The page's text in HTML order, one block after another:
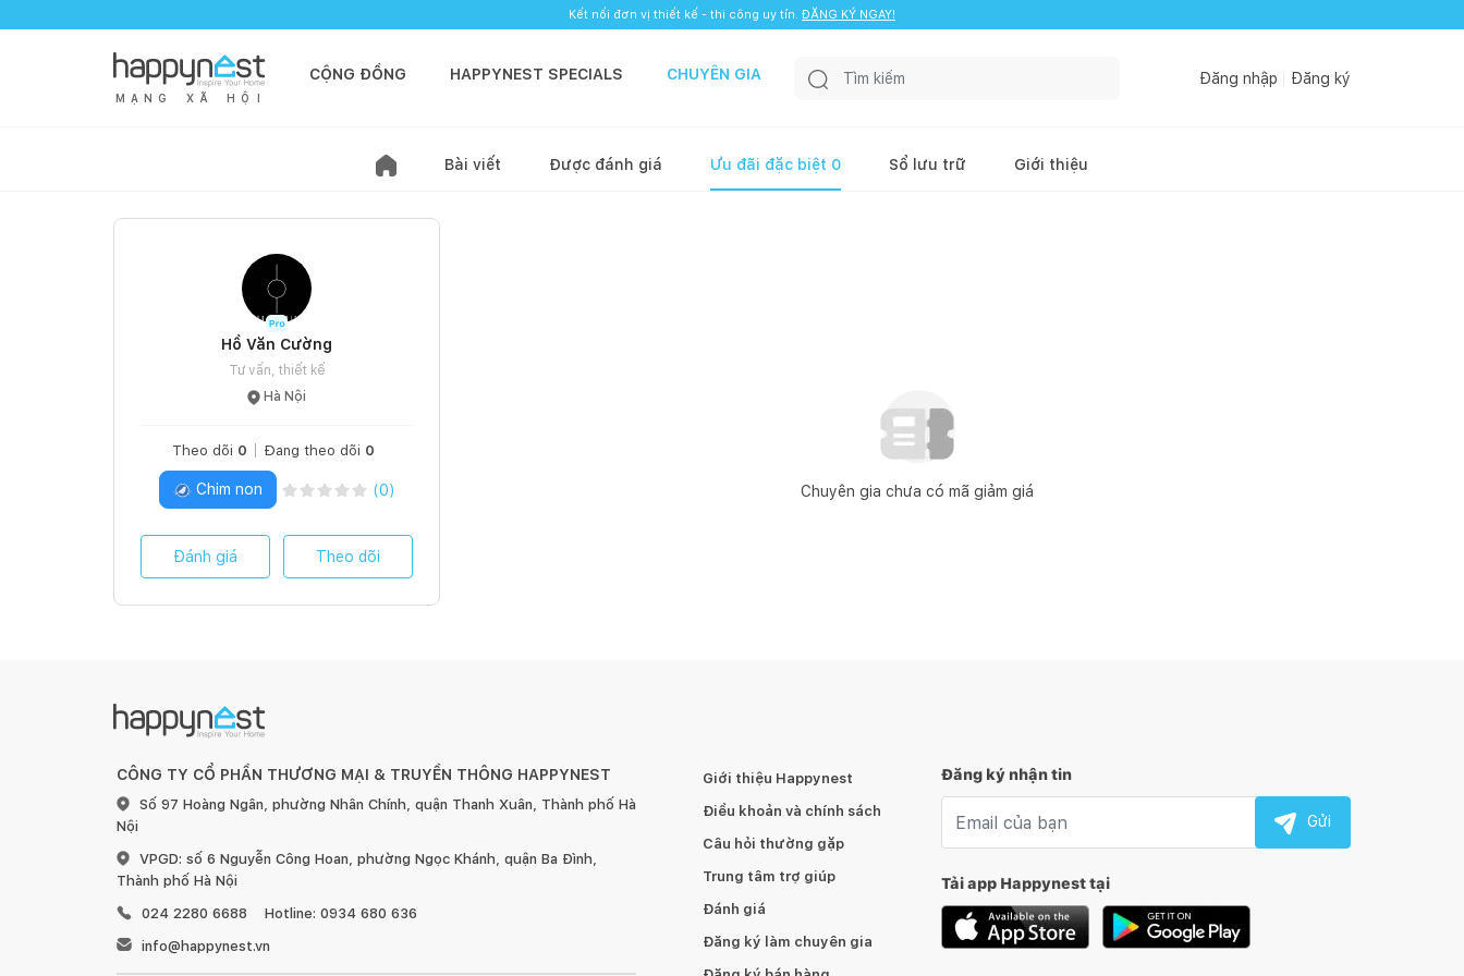
Kết nối đơn vị thiết kế - thi công uy tín. ĐĂNG KÝ NGAY!
M Ạ N G X Ã H Ộ I
CỘNG ĐỒNG HAPPYNEST SPECIALS CHUYÊN GIA Đăng nhập Đăng ký
Bài viết Được đánh giá Ưu đãi đặc biệt 0 Sổ lưu trữ Giới thiệu
Hồ Văn Cường
Tư vấn, thiết kế
Hà Nội
Theo dõi 0 Đang theo dõi 0
Chim non (0)
Đánh giá Theo dõi
Chuyên gia chưa có mã giảm giá
CÔNG TY CỔ PHẦN THƯƠNG MẠI & TRUYỀN THÔNG HAPPYNEST
Số 97 Hoàng Ngân, phường Nhân Chính, quận Thanh Xuân, Thành phố Hà
Nội
VPGD: số 6 Nguyễn Công Hoan, phường Ngọc Khánh, quận Ba Đình,
Thành phố Hà Nội
024 2280 6688
Hotline: 0934 680 636
info@happynest.vn
Giới thiệu Happynest
Điều khoản và chính sách
Câu hỏi thường gặp
Trung tâm trợ giúp
Đánh giá
Đăng ký làm chuyên gia
Đăng ký nhận tin
Gửi
Tải app Happynest tại